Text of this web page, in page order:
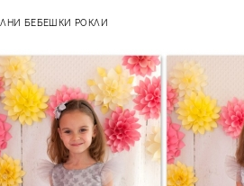
БЕБЕШКИ РОКЛИ